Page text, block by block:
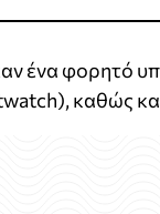
ένα φορητό
καθώς